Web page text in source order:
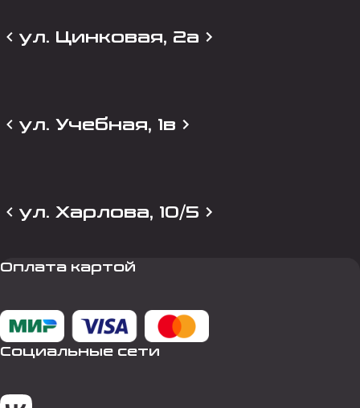
ул. Цинковая, 2а
ул. Учебная, 1в
ул. Харлова, 10/5
Оплата картой
Социальные сети